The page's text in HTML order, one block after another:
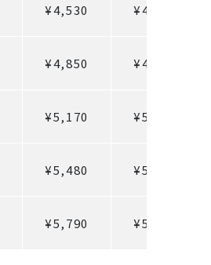
¥4,530 ¥4,520
¥4,850 ¥4,820
¥5,170 ¥5,130
¥5,480 ¥5,420
¥5,790 ¥5,720